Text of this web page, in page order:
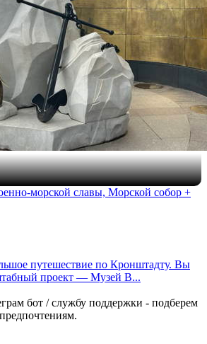
морской славы, Морской собор +
путешествие по Кронштадту. Вы
проект — Музей В...
бот / службу поддержки - подберем